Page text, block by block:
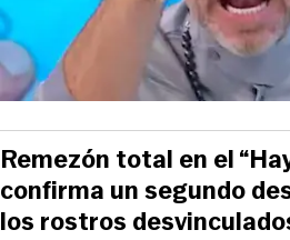
Remezón total en el
confirma un segundo
los rostros